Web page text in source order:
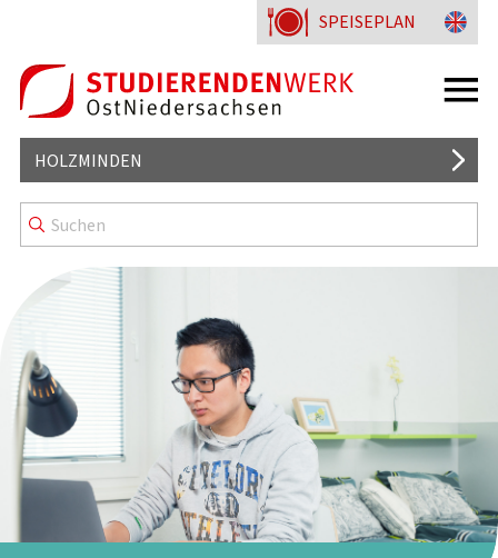
HOLZMINDEN
MENSA
WISSENSWERTES
KENNZEICHNUNG & MENÜLINIEN
SPEISEPLAN